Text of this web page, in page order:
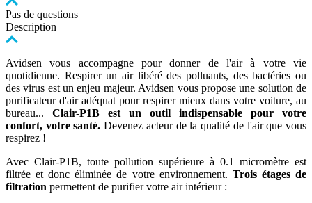
Pas de questions
Description
Avidsen vous accompagne pour donner de l'air à votre vie
quotidienne. Respirer un air libéré des polluants, des bactéries ou
des virus est un enjeu majeur. Avidsen vous propose une solution de
purificateur d'air adéquat pour respirer mieux dans votre voiture, au
bureau... Clair-P1B est un outil indispensable pour votre
confort, votre santé. Devenez acteur de la qualité de l'air que vous
respirez !
Avec Clair-P1B, toute pollution supérieure à 0.1 micromètre est
filtrée et donc éliminée de votre environnement. Trois étages de
filtration permettent de purifier votre air intérieur :